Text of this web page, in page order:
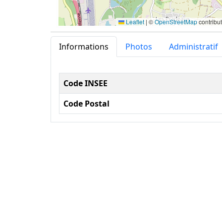
Leaflet | ©OpenStreetMap
Informations Photos Administratif
Informations
Code INSEE
Code Postal